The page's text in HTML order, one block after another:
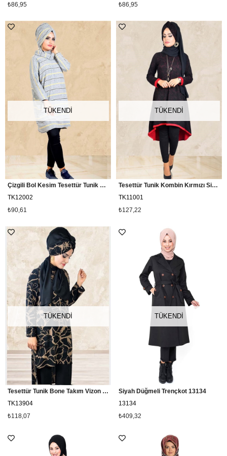
₺86,95
₺86,95
TÜKENDI
Çizgili Bol Kesim Tesettür Tunik Kombin
TK12002
₺90,61
TÜKENDI
Tesettür Tunik Kombin Kırmızı Siyah
TK11001
₺127,22
TÜKENDI
Tesettür Tunik Bone Takım Vizon Siyah
TK13904
₺118,07
TÜKENDI
Siyah Düğmeli Trençkot 13134
13134
₺409,32